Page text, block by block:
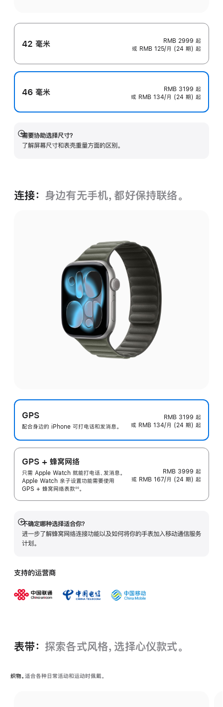
42 毫米 RMB 2999 起
或 RMB 125/月 (24 期) 起
46 毫米 RMB 3199 起
或 RMB 134/月 (24 期) 起
需要协助选择尺寸？
了解屏幕尺寸和表壳重量方面的区别。
展
开
连接： 身边有无手机，都好保持联络。
GPS
配合身边的 iPhone 可打电话和发消息。
RMB 3199 起
或 RMB 134/月 (24 期) 起
GPS + 蜂窝网络
只需 Apple Watch 就能打电话、发消息。
Apple Watch 亲子设置功能需要使用
GPS + 蜂窝网络表款◊◊。
RMB 3999 起
或 RMB 167/月 (24 期) 起
不确定哪种选择适合你？
进一步了解蜂窝网络连接功能以及如何将你的手表加入移动通信服务
计划。
展
开
支持的运营商
表带： 探索各式风格，选择心仪款式。
织物。 适合各种日常活动和运动时佩戴。